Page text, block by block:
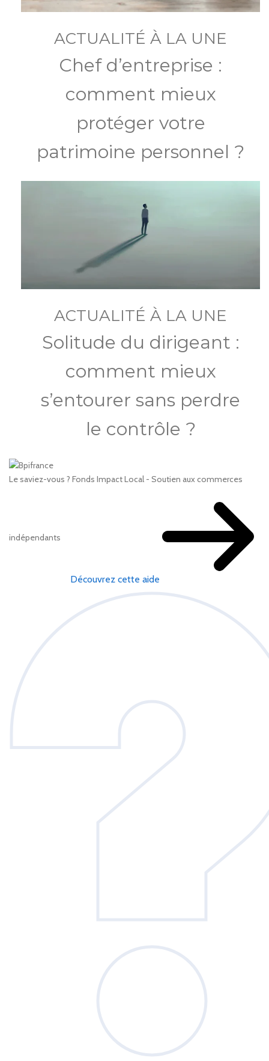
ACTUALITÉ À LA UNE
Chef d’entreprise :
comment mieux
protéger votre
patrimoine personnel ?
ACTUALITÉ À LA UNE
Solitude du dirigeant :
comment mieux
s’entourer sans perdre
le contrôle ?
Le saviez-vous ? Fonds Impact Local - Soutien aux commerces
indépendants
Découvrez cette aide